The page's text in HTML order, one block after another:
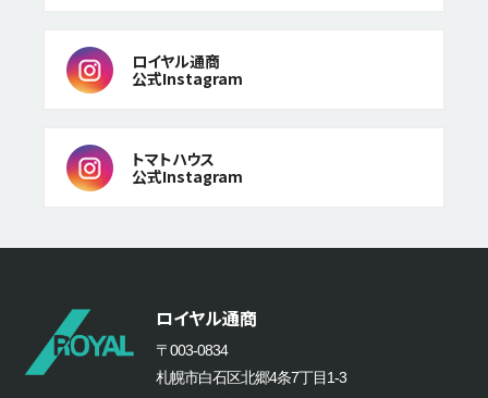
ロイヤル通商
公式Instagram
トマトハウス
公式Instagram
ロイヤル通商
〒003-0834
札幌市白石区北郷4条7丁目1-3